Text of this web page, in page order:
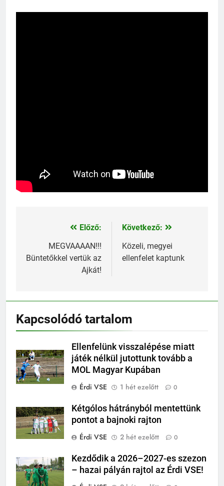
Bejegyzés
navigáció
Előző:
MEGVAAAAN!!!
Büntetőkkel vertük az
Ajkát!
Következő:
Közeli, megyei
ellenfelet kaptunk
Kapcsolódó tartalom
Ellenfelünk visszalépése miatt
játék nélkül jutottunk tovább a
MOL Magyar Kupában
Érdi VSE
1 hét ezelőtt 0
Kétgólos hátrányból mentettünk
pontot a bajnoki rajton
Érdi VSE
2 hét ezelőtt 0
Kezdődik a 2026–2027-es szezon
– hazai pályán rajtol az Érdi VSE!